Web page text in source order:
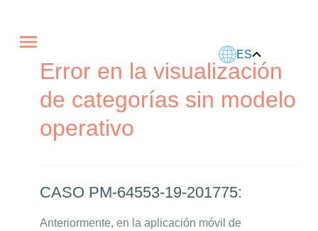
ES
Error en la visualización
de categorías sin modelo
operativo
CASO PM-64553-19-201775:
Anteriormente, en la aplicación móvil de